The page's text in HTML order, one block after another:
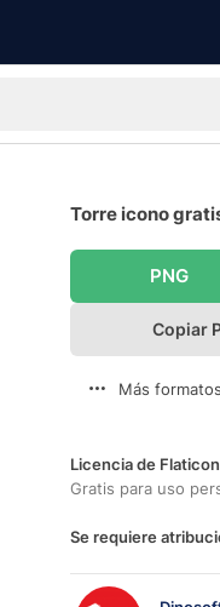
Torre icono
PNG
Copiar
Más formatos
Licencia de Flaticon
Gratis para uso
Se requiere